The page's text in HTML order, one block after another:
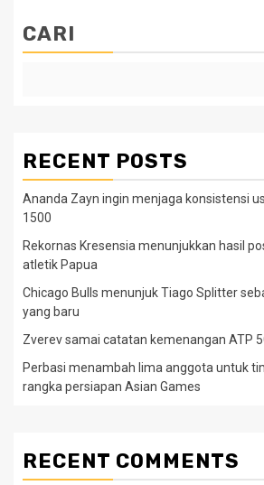
CARI
RECENT POSTS
Ananda Zayn ingin menjaga konsistensi
1500
Rekornas Kresensia menunjukkan hasil
atletik Papua
Chicago Bulls menunjuk Tiago Splitter
yang baru
Zverev samai catatan kemenangan ATP
Perbasi menambah lima anggota untuk
rangka persiapan Asian Games
RECENT COMMENTS